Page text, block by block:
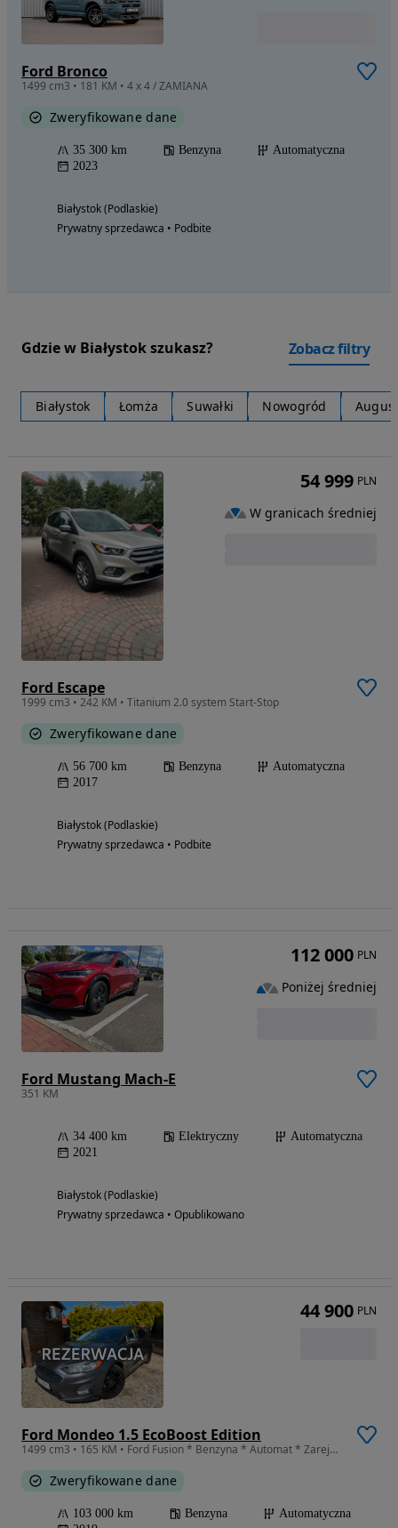
Ford Bronco
1499 cm3 • 181 KM • 4 x 4 / ZAMIANA
Zweryfikowane dane
35 300 km Benzyna
Automatyczna
2023
Białystok (Podlaskie)
Prywatny sprzedawca • Podbite
Gdzie w Białystok szukasz? Zobacz filtry
Białystok Łomża Suwałki Nowogród
Ford Escape
1999 cm3 • 242 KM • Titanium 2.0 system Start-Stop
Zweryfikowane dane
56 700 km Benzyna
Automatyczna
2017
Białystok (Podlaskie)
Prywatny sprzedawca • Podbite
54 999 PLN
W granicach średniej
Ford Mustang Mach-E
351 KM
34 400 km Elektryczny
Automatyczna
2021
Białystok (Podlaskie)
Prywatny sprzedawca • Opublikowano
112 000 PLN
Poniżej średniej
Ford Mondeo 1.5 EcoBoost Edition
1499 cm3 • 165 KM • Ford Fusion * Benzyna * Automat * Zarejestrowany * Faktura VAT Marża
Zweryfikowane dane
103 000 km Benzyna
Automatyczna
44 900 PLN